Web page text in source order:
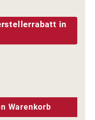
in
Warenkorb